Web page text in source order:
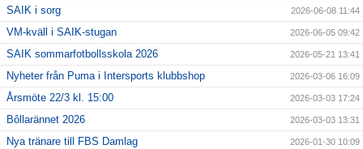
SAIK i sorg 2026-06-08 11:44
VM-kväll i SAIK-stugan 2026-06-05 09:42
SAIK sommarfotbollsskola 2026 2026-05-21 13:41
Nyheter från Puma i Intersports klubbshop 2026-03-06 16:09
Årsmöte 22/3 kl. 15:00 2026-03-03 17:24
Bôllarännet 2026 2026-03-03 13:31
Nya tränare till FBS Damlag 2026-01-30 10:09